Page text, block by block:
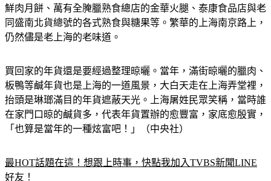
鮮肉月餅、萬有全腌臘熟食總店的金華火腿、泰康食品店與老
同盛南北貨總號的各式熟食與糖果等。繁華的上海南京路上，
仍然儘是老上海的老味道。
買回家的年貨還是要經過整理晾曬。當年，滿街晾曬的臘肉、
板鴨等鹹年貨也是上海的一道風景，大白天走在上海弄堂裡，
抬頭是琳瑯滿目的年貨遮蔽天光。上海屠姓民眾笑稱，當時誰
在家門口晾的鹹貨多，代表年貨置辦的愈豐富，家底愈殷實，
「也算是當年的一種炫富吧！」（中央社）
最HOT話題在這！想跟上時事，快點我加入TVBS新聞LINE
好友！